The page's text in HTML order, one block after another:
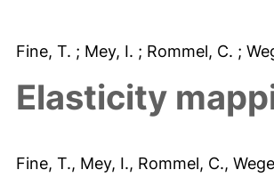
Fine, T. ; Mey, I. ; Rommel, C. ;
Elasticity
Fine, T., Mey, I., Rommel, C.,